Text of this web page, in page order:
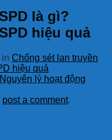
là gì?
hiệu quả
in Chống sét lan truyền
hiệu quả
post a comment.